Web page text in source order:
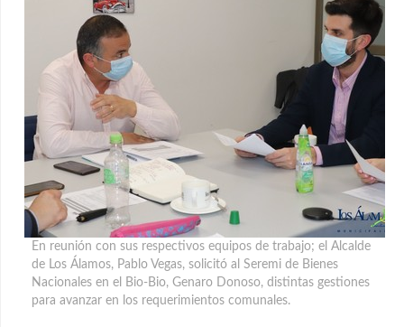
En reunión con sus respectivos equipos de trabajo; el Alcalde
de Los Álamos, Pablo Vegas, solicitó al Seremi de Bienes
Nacionales en el Bio-Bio, Genaro Donoso, distintas gestiones
para avanzar en los requerimientos comunales.